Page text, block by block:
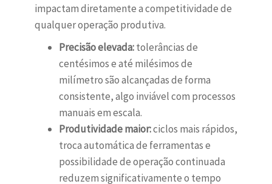
impactam diretamente a competitividade de
qualquer operação produtiva.
Precisão elevada:tolerâncias de
centésimos e até milésimos de
milímetro são alcançadas de forma
consistente, algo inviável com processos
manuais em escala.
Produtividade maior:ciclos mais rápidos,
troca automática de ferramentas e
possibilidade de operação continuada
reduzem significativamente o tempo